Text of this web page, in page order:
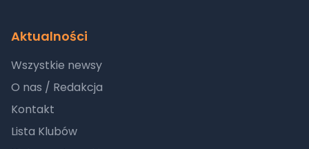
Aktualności
Wszystkie newsy
O nas / Redakcja
Kontakt
Lista Klubów